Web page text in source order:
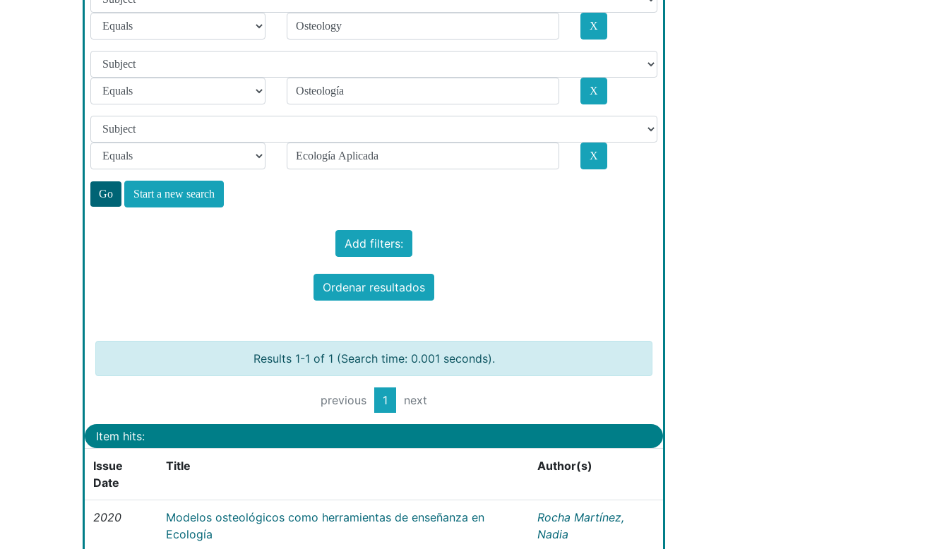
Start a new search
Add filters:
Ordenar resultados
Results 1-1 of 1 (Search time: 0.001 seconds).
previous 1 next
Item hits:
Issue
Date
Title Author(s)
2020
Modelos osteológicos como herramientas de enseñanza en
Ecología
Rocha Martínez,
Nadia